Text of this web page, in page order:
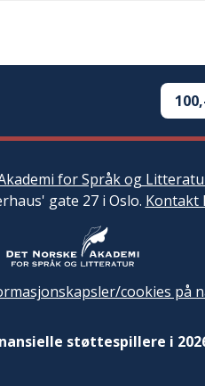
for Språk og
gate 27 i Oslo. Kontakt
cookies på
støttespillere i